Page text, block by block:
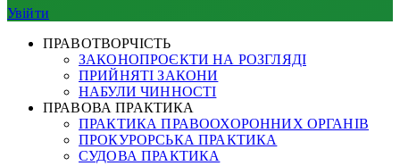
Увійти
ПРАВОТВОРЧІСТЬ
ЗАКОНОПРОЄКТИ НА РОЗГЛЯДІ
ПРИЙНЯТІ ЗАКОНИ
НАБУЛИ ЧИННОСТІ
ПРАВОВА ПРАКТИКА
ПРАКТИКА ПРАВООХОРОННИХ ОРГАНІВ
ПРОКУРОРСЬКА ПРАКТИКА
СУДОВА ПРАКТИКА